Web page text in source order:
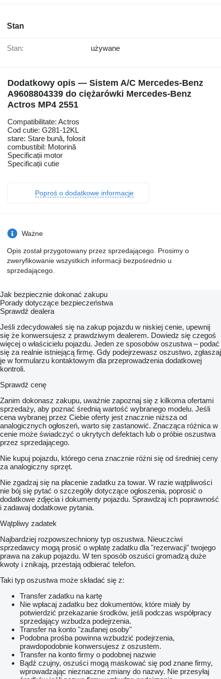
Stan
Stan: używane
Dodatkowy opis — Sistem A/C Mercedes-Benz
A9608804339 do ciężarówki Mercedes-Benz
Actros MP4 2551
Compatibilitate: Actros
Cod cutie: G281-12KL
stare: Stare bună, folosit
combustibil: Motorină
Specificații motor
Specificații cutie
Poproś o dodatkowe informacje
Ważne
Opis został przygotowany przez sprzedającego. Prosimy o
zweryfikowanie wszystkich informacji bezpośrednio u
sprzedającego.
Jak bezpiecznie dokonać zakupu
Porady dotyczące bezpieczeństwa
Sprawdź dealera
Jeśli zdecydowałeś się na zakup pojazdu w niskiej cenie, upewnij
się że konwersujesz z prawdziwym dealerem. Dowiedz się czegoś
więcej o właścicielu pojazdu. Jeden ze sposobów oszustwa – podać
się za realnie istniejącą firmę. Gdy podejrzewasz oszustwo, zgłaszaj
je w formularzu kontaktowym dla przeprowadzenia dodatkowej
kontroli.
Sprawdź cenę
Zanim dokonasz zakupu, uważnie zapoznaj się z kilkoma ofertami
sprzedaży, aby poznać średnią wartość wybranego modelu. Jeśli
cena wybranej przez Ciebie oferty jest znacznie niższa od
analogicznych ogłoszeń, warto się zastanowić. Znacząca różnica w
cenie może świadczyć o ukrytych defektach lub o próbie oszustwa
przez sprzedającego.
Nie kupuj pojazdu, którego cena znacznie różni się od średniej ceny
za analogiczny sprzęt.
Nie zgadzaj się na płacenie zadatku za towar. W razie wątpliwości
nie bój się pytać o szczegóły dotyczące ogłoszenia, poprosić o
dodatkowe zdjęcia i dokumenty pojazdu. Sprawdzaj ich poprawność
i zadawaj dodatkowe pytania.
Wątpliwy zadatek
Najbardziej rozpowszechniony typ oszustwa. Nieuczciwi
sprzedawcy mogą prosić o wpłatę zadatku dla "rezerwacji" twojego
prawa na zakup pojazdu. W ten sposób oszuści gromadzą duże
kwoty i znikają, przestają odbierać telefon.
Taki typ oszustwa może składać się z:
Transfer zadatku na kartę
Nie wpłacaj zadatku bez dokumentów, które miały by
potwierdzić przekazanie środków, jeśli podczas współpracy
sprzedający wzbudza podejrzenia.
Transfer na konto "zaufanej osoby"
Podobna prośba powinna wzbudzić podejrzenia,
prawdopodobnie konwersujesz z oszustem.
Transfer na konto firmy o podobnej nazwie
Bądź czujny, oszuści mogą maskować się pod znane firmy,
wprowadzając nieznaczne zmiany do nazwy. Nie przesyłaj